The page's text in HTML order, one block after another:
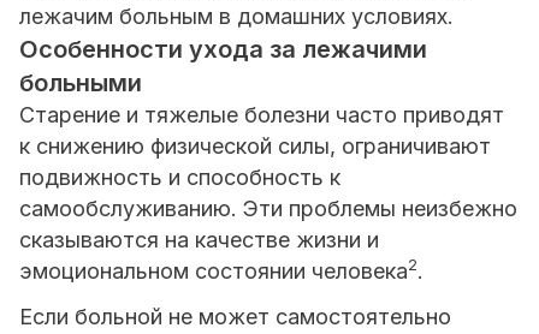
лежачим больным в домашних условиях.
Особенности ухода за лежачими
больными
Старение и тяжелые болезни часто приводят
к снижению физической силы, ограничивают
подвижность и способность к
самообслуживанию. Эти проблемы неизбежно
сказываются на качестве жизни и
эмоциональном состоянии человека2.
Если больной не может самостоятельно